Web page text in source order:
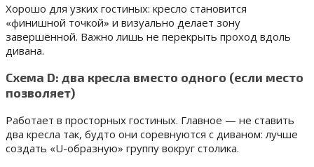
Хорошо для узких гостиных: кресло становится
«финишной точкой» и визуально делает зону
завершённой. Важно лишь не перекрыть проход вдоль
дивана.
Схема D: два кресла вместо одного (если место
позволяет)
Работает в просторных гостиных. Главное — не ставить
два кресла так, будто они соревнуются с диваном: лучше
создать «U-образную» группу вокруг столика.